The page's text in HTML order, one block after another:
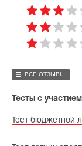
ВСЕ ОТЗЫВЫ
Тесты с
Тест бюджетной